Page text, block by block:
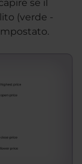
se il
(verde -